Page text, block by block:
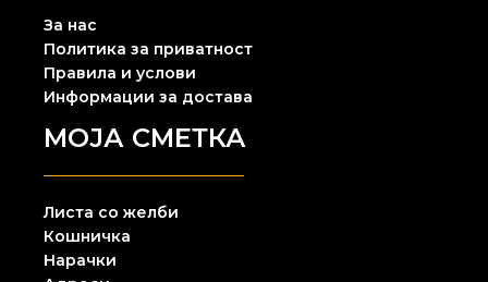
За нас
Политика за приватност
Правила и услови
Информации за достава
МОЈА СМЕТКА
Листа со желби
Кошничка
Нарачки